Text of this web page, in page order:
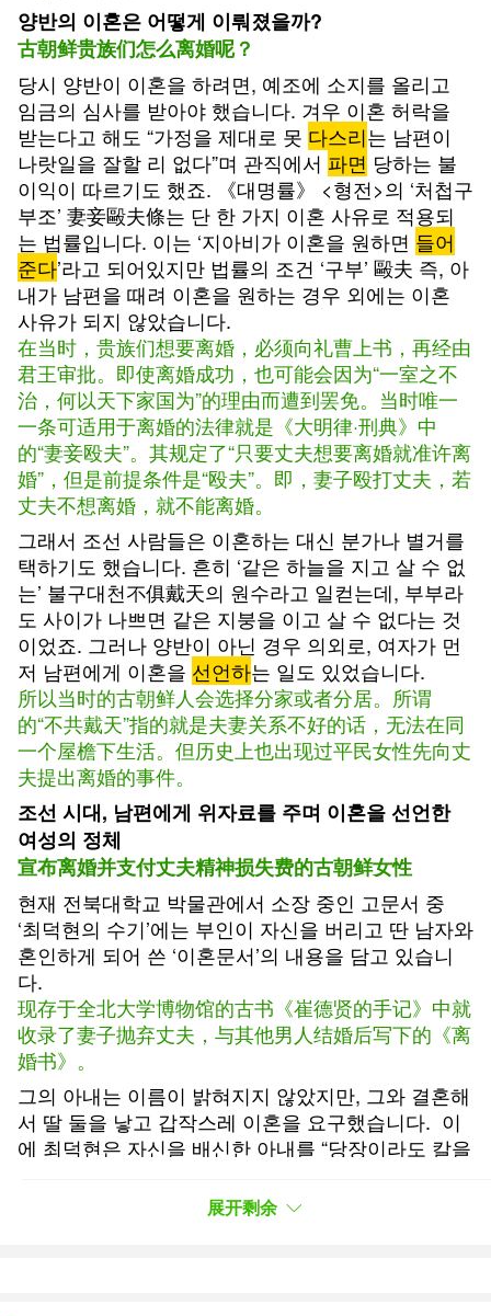
양반의 이혼은 어떻게 이뤄졌을까?
古朝鲜贵族们怎么离婚呢？
당시 양반이 이혼을 하려면, 예조에 소지를 올리고
임금의 심사를 받아야 했습니다. 겨우 이혼 허락을
받는다고 해도 “가정을 제대로 못 다스리는 남편이
나랏일을 잘할 리 없다”며 관직에서 파면 당하는 불
이익이 따르기도 했죠. 《대명률》 <형전>의 ‘처첩구
부조’ 妻妾毆夫條는 단 한 가지 이혼 사유로 적용되
는 법률입니다. 이는 ‘지아비가 이혼을 원하면 들어
준다’라고 되어있지만 법률의 조건 ‘구부’ 毆夫 즉, 아
내가 남편을 때려 이혼을 원하는 경우 외에는 이혼
사유가 되지 않았습니다.
在当时，贵族们想要离婚，必须向礼曹上书，再经由
君王审批。即使离婚成功，也可能会因为“一室之不
治，何以天下家国为”的理由而遭到罢免。当时唯一
一条可适用于离婚的法律就是《大明律·刑典》中
的“妻妾殴夫”。其规定了“只要丈夫想要离婚就准许离
婚”，但是前提条件是“殴夫”。即，妻子殴打丈夫，若
丈夫不想离婚，就不能离婚。
그래서 조선 사람들은 이혼하는 대신 분가나 별거를
택하기도 했습니다. 흔히 ‘같은 하늘을 지고 살 수 없
는’ 불구대천不俱戴天의 원수라고 일컫는데, 부부라
도 사이가 나쁘면 같은 지붕을 이고 살 수 없다는 것
이었죠. 그러나 양반이 아닌 경우 의외로, 여자가 먼
저 남편에게 이혼을 선언하는 일도 있었습니다.
所以当时的古朝鲜人会选择分家或者分居。所谓
的“不共戴天”指的就是夫妻关系不好的话，无法在同
一个屋檐下生活。但历史上也出现过平民女性先向丈
夫提出离婚的事件。
조선 시대, 남편에게 위자료를 주며 이혼을 선언한
여성의 정체
宣布离婚并支付丈夫精神损失费的古朝鲜女性
현재 전북대학교 박물관에서 소장 중인 고문서 중
‘최덕현의 수기’에는 부인이 자신을 버리고 딴 남자와
혼인하게 되어 쓴 ‘이혼문서’의 내용을 담고 있습니
다.
现存于全北大学博物馆的古书《崔德贤的手记》中就
收录了妻子抛弃丈夫，与其他男人结婚后写下的《离
婚书》。
그의 아내는 이름이 밝혀지지 않았지만, 그와 결혼해
서 딸 둘을 낳고 갑작스레 이혼을 요구했습니다. 이
에 최덕현은 자신을 배신한 아내를 “당장이라도 칼을
로 받고 영원이 혼인관계를 끝내고 댁
으로 보낸다” 며 글을 쓰고 서명했습니다.
展开剩余